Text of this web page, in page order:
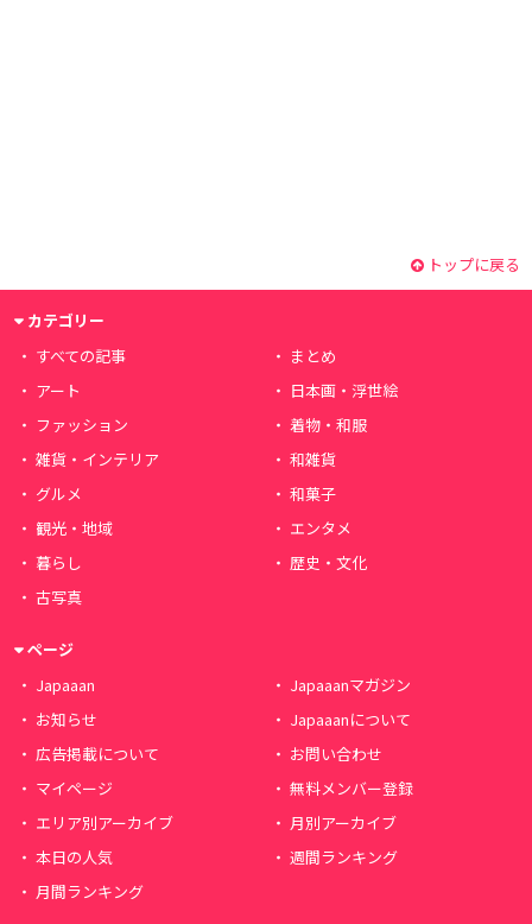
トップに戻る
カテゴリー
すべての記事
まとめ
アート
日本画・浮世絵
ファッション
着物・和服
雑貨・インテリア
和雑貨
グルメ
和菓子
観光・地域
エンタメ
暮らし
歴史・文化
古写真
ページ
Japaaan
Japaaanマガジン
お知らせ
Japaaanについて
広告掲載について
お問い合わせ
マイページ
無料メンバー登録
エリア別アーカイブ
月別アーカイブ
本日の人気
週間ランキング
月間ランキング